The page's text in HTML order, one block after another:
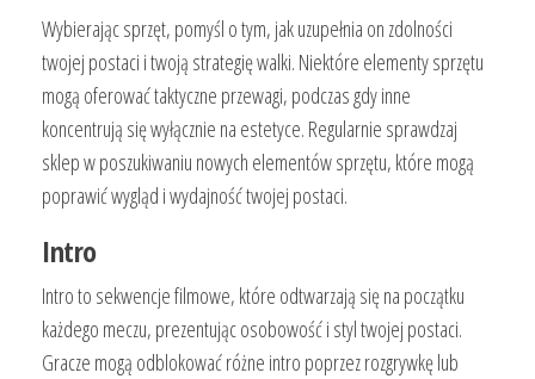
Wybierając sprzęt, pomyśl o tym, jak uzupełnia on zdolności
twojej postaci i twoją strategię walki. Niektóre elementy sprzętu
mogą oferować taktyczne przewagi, podczas gdy inne
koncentrują się wyłącznie na estetyce. Regularnie sprawdzaj
sklep w poszukiwaniu nowych elementów sprzętu, które mogą
poprawić wygląd i wydajność twojej postaci.
Intro
Intro to sekwencje filmowe, które odtwarzają się na początku
każdego meczu, prezentując osobowość i styl twojej postaci.
Gracze mogą odblokować różne intro poprzez rozgrywkę lub